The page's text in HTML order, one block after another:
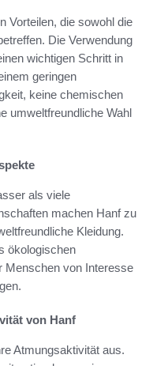
Vorteilen, die sowohl die
Die Verwendung
wichtigen Schritt in
geringen
keine chemischen
umweltfreundliche Wahl
als viele
machen Hanf zu
Kleidung.
ökologischen
Menschen von Interesse
von Hanf
Atmungsaktivität aus.